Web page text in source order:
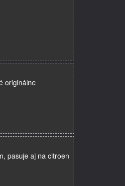
originálne
pasuje aj na citroen